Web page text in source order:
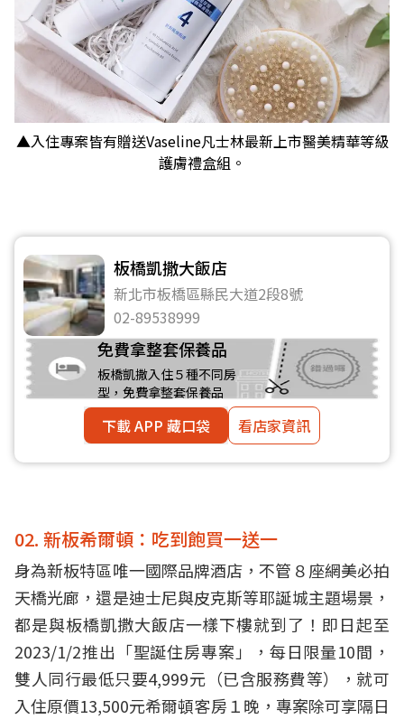
▲入住專案皆有贈送Vaseline凡士林最新上市醫美精華等級
護膚禮盒組。
板橋凱撒大飯店
新北市板橋區縣民大道2段8號
02-89538999
免費拿整套保養品
板橋凱撒入住５種不同房
型，免費拿整套保養品
下載 APP 藏口袋 看店家資訊
02. 新板希爾頓：吃到飽買一送一
身為新板特區唯一國際品牌酒店，不管８座網美必拍
天橋光廊，還是迪士尼與皮克斯等耶誕城主題場景，
都是與板橋凱撒大飯店一樣下樓就到了！即日起至
2023/1/2推出「聖誕住房專案」，每日限量10間，
雙人同行最低只要4,999元（已含服務費等），就可
入住原價13,500元希爾頓客房１晚，專案除可享隔日